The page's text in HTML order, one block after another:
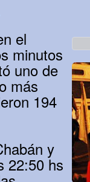
el
minutos
uno de
más
194
y
22:50 hs